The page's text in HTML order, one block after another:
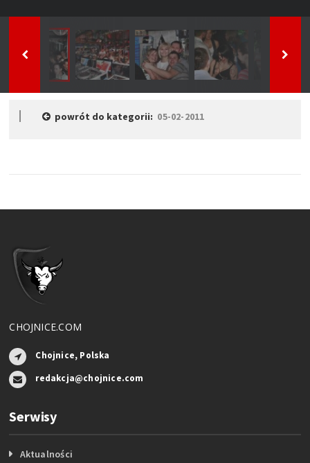
powrót do kategorii: 05-02-2011
CHOJNICE.COM
Chojnice, Polska
redakcja@chojnice.com
Serwisy
Aktualności